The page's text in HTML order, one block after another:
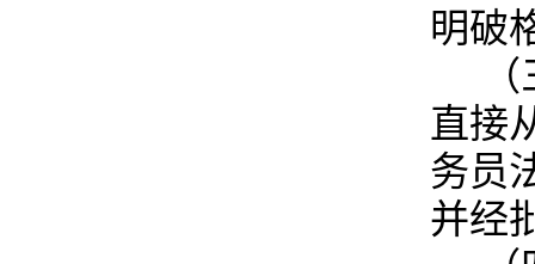
明破
直接
务员
并经